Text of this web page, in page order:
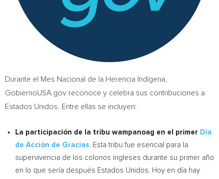
Durante el Mes Nacional de la Herencia Indígena,
GobiernoUSA.gov reconoce y celebra sus contribuciones a
Estados Unidos. Entre ellas se incluyen:
La participación de la tribu wampanoag en el primer Día
de Acción de Gracias. Esta tribu fue esencial para la
supervivencia de los colonos ingleses durante su primer año
en lo que sería después Estados Unidos. Hoy en día hay